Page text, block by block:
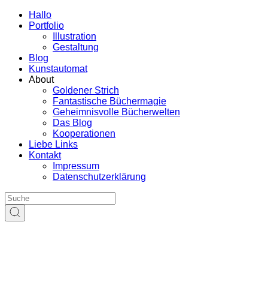
Hallo
Portfolio
Illustration
Gestaltung
Blog
Kunstautomat
About
Goldener Strich
Fantastische Büchermagie
Geheimnisvolle Bücherwelten
Das Blog
Kooperationen
Liebe Links
Kontakt
Impressum
Datenschutzerklärung